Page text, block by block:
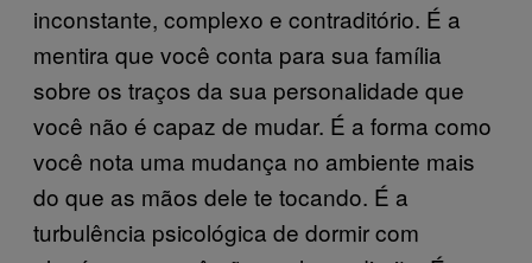
inconstante, complexo e contraditório. É a
mentira que você conta para sua família
sobre os traços da sua personalidade que
você não é capaz de mudar. É a forma como
você nota uma mudança no ambiente mais
do que as mãos dele te tocando. É a
turbulência psicológica de dormir com